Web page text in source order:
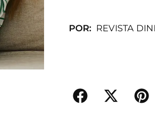
POR: REVISTA